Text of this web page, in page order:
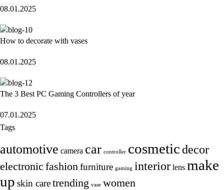
08.01.2025
How to decorate with vases
08.01.2025
The 3 Best PC Gaming Controllers of year
07.01.2025
Tags
automotive camera car controller cosmeticdecor
electronic fashionfurniture gaming interior lens make
up skin caretrending vase women